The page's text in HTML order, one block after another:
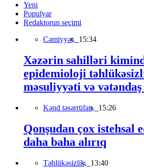
Yeni
Populyar
Redaktorun seçimi
Cəmiyyət, 15:34
Xəzərin sahilləri
epidemioloji
məsuliyyəti və vətəndaş
Kənd təsərrüfatı, 15:26
Qonşudan çox istehsal
daha baha alırıq
Təhlükəsizlik, 13:40